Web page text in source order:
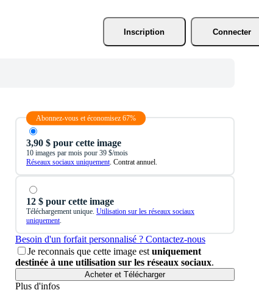
Inscription Connecter
Abonnez-vous et économisez 67%
3,90 $ pour cette image
10 images par mois pour 39 $/mois
Réseaux sociaux uniquement. Contrat annuel.
12 $ pour cette image
Téléchargement unique. Utilisation sur les réseaux sociaux
uniquement.
Besoin d'un forfait personnalisé ? Contactez-nous
Je reconnais que cette image est uniquement
destinée à une utilisation sur les réseaux sociaux.
Acheter et Télécharger
Plus d'infos